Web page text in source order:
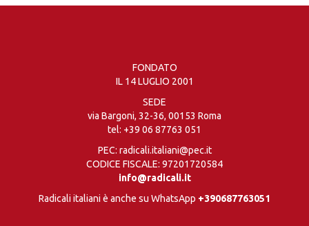
FONDATO
IL 14 LUGLIO 2001
SEDE
via Bargoni, 32-36, 00153 Roma
tel: +39 06 87763 051
PEC: radicali.italiani@pec.it
CODICE FISCALE: 97201720584
info@radicali.it
Radicali italiani è anche su WhatsApp +390687763051